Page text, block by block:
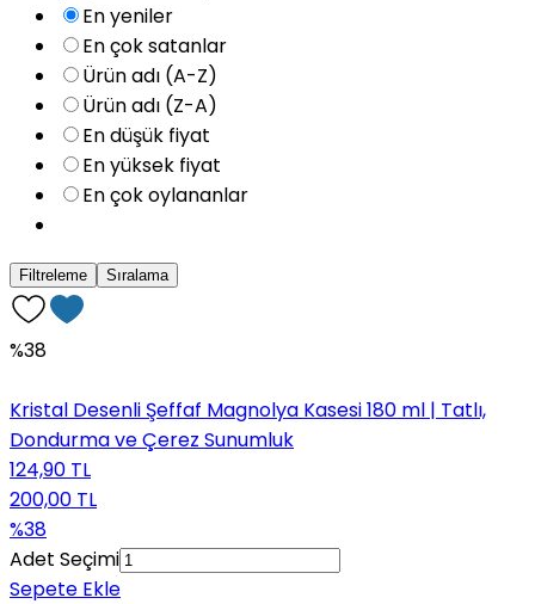
En yeniler
En çok satanlar
Ürün adı (A-Z)
Ürün adı (Z-A)
En düşük fiyat
En yüksek fiyat
En çok oylananlar
Filtreleme Sıralama
%38
Kristal Desenli Şeffaf Magnolya Kasesi 180 ml | Tatlı,
Dondurma ve Çerez Sunumluk
124,90 TL
200,00 TL
%38
Adet Seçimi
Sepete Ekle